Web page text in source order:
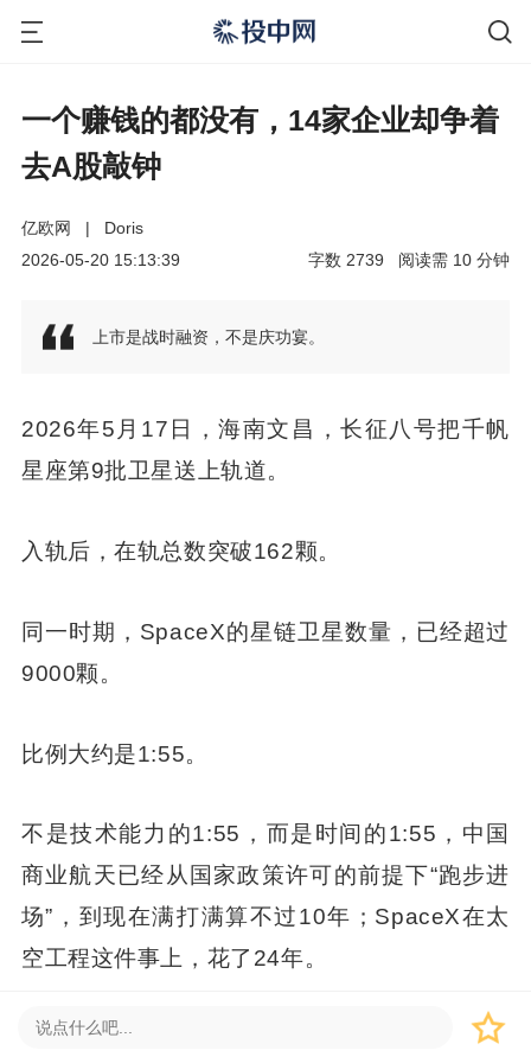
一个赚钱的都没有，14家企业却争着
去A股敲钟
亿欧网 |
Doris
2026-05-20 15:13:39
分钟
10
阅读需
2739
字数
上市是战时融资，不是庆功宴。
2026年5月17日，海南文昌，长征八号把千帆
星座第9批卫星送上轨道。
入轨后，在轨总数突破162颗。
同一时期，SpaceX的星链卫星数量，已经超过
9000颗。
比例大约是1:55。
不是技术能力的1:55，而是时间的1:55，中国
商业航天已经从国家政策许可的前提下“跑步进
场”，到现在满打满算不过10年；SpaceX在太
空工程这件事上，花了24年。
就在这个时间差里，超过14家国内商业航天企